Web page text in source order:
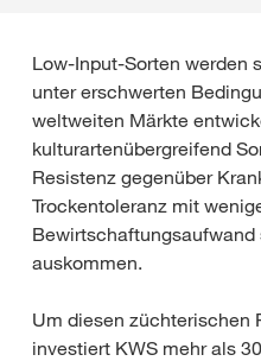
Low-Input-Sorten werden
unter erschwerten
weltweiten Märkte
kulturartenübergreifend
Resistenz gegenüber
Trockentoleranz mit
auskommen.
Um diesen züchterischen
investiert KWS mehr als